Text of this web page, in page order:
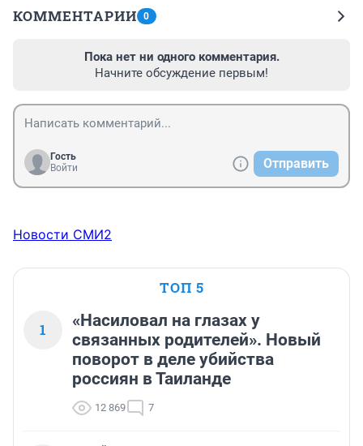
КОММЕНТАРИИ 0
Пока нет ни одного комментария.
Начните обсуждение первым!
Гость
Войти
Отправить
Новости СМИ2
ТОП 5
1
«Насиловал на глазах у
связанных родителей». Новый
поворот в деле убийства
россиян в Таиланде
12 869 7